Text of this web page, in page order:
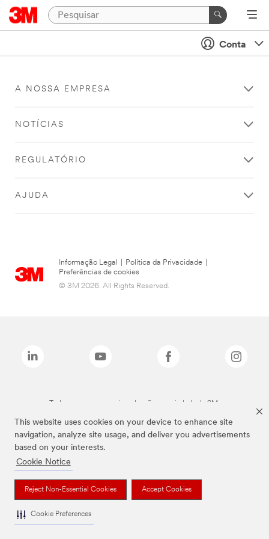
This website uses cookies on your device to enhance site
navigation, analyze site usage, and deliver you advertisements
based on your interests.
Cookie Notice
Reject Non-Essential Cookies Accept Cookies
Cookie Preferences
Conta
A NOSSA EMPRESA
NOTÍCIAS
REGULATÓRIO
AJUDA
Informação Legal Política da Privacidade
Preferências de cookies
© 3M 2026. All Rights Reserved.
Todas as marcas mencionadas são propriedade da 3M.